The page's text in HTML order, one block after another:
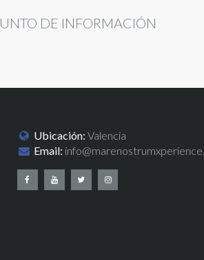
DE INFORMACIÓN
Ubicación: Valencia
Email: